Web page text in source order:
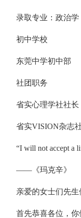
录取专业：政治学
初中学校
东莞中学初中部
社团职务
省实心理学社社长
省实VISION杂志社
“I will not accept a
——《玛克辛》
亲爱的女士们先生
首先恭喜各位，你们